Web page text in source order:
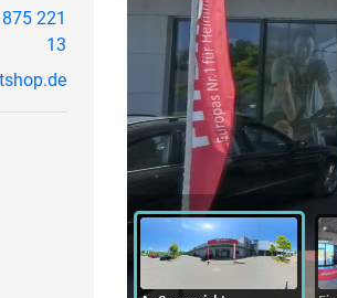
221
13